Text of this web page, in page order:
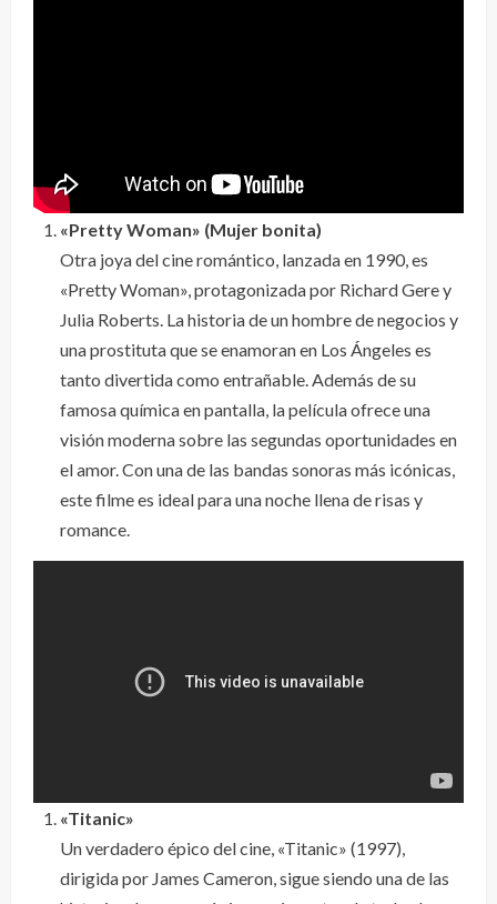
«Pretty Woman» (Mujer bonita)
Otra joya del cine romántico, lanzada en 1990, es
«Pretty Woman», protagonizada por Richard Gere y
Julia Roberts. La historia de un hombre de negocios y
una prostituta que se enamoran en Los Ángeles es
tanto divertida como entrañable. Además de su
famosa química en pantalla, la película ofrece una
visión moderna sobre las segundas oportunidades en
el amor. Con una de las bandas sonoras más icónicas,
este filme es ideal para una noche llena de risas y
romance.
«Titanic»
Un verdadero épico del cine, «Titanic» (1997),
dirigida por James Cameron, sigue siendo una de las